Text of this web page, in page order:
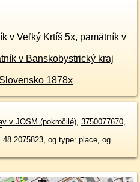
v Veľký Krtíš 5x, pamätník v
v Banskobystrický kraj
1878x
v JOSM (pokročilé), 3750077670,
og type: place, og